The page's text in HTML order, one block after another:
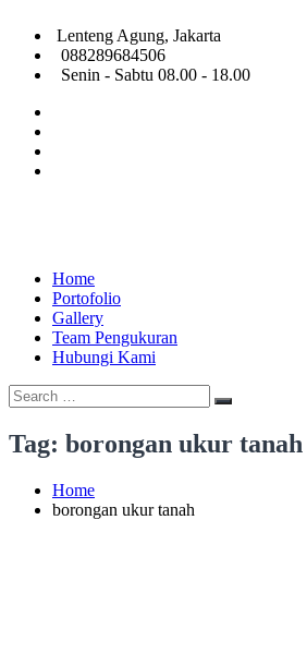
content
Lenteng Agung, Jakarta
088289684506
Senin - Sabtu 08.00 - 18.00
Jasa
Pengukuran
Tanah
Melayani
pengukuran
tanah
dan
survey
topografi
seluruh
Home
Portofolio
Gallery
Team Pengukuran
Hubungi Kami
Search
for:
Search
Tag: borongan ukur tanah
Home
borongan ukur tanah